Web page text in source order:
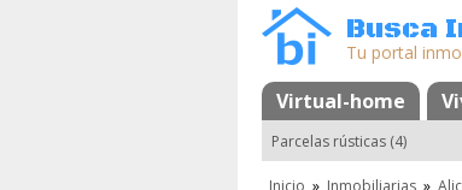
Busca
Tu portal
Virtual-home
Mapa
Parcelas rústicas (4)
Inicio » Inmobiliarias »